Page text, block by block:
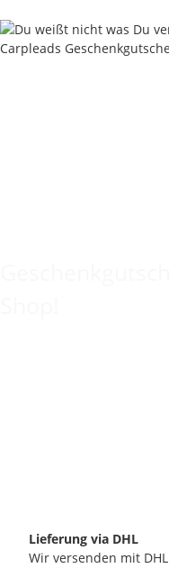
Lieferung via DHL
Wir versenden mit DHL